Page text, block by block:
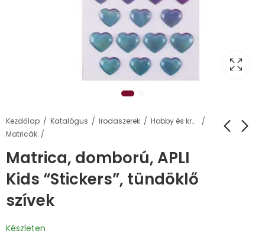
Kezdőlap Katalógus Irodaszerek
Hobby és kreatív termékek
Matricák
Matrica, domború, APLI
Kids “Stickers”, tündöklő
szívek
Készleten